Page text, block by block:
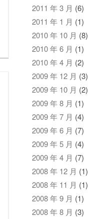
2011 年 3 月 (6)
2011 年 1 月 (1)
2010 年 10 月 (8)
2010 年 6 月 (1)
2010 年 4 月 (2)
2009 年 12 月 (3)
2009 年 10 月 (2)
2009 年 8 月 (1)
2009 年 7 月 (4)
2009 年 6 月 (7)
2009 年 5 月 (4)
2009 年 4 月 (7)
2008 年 12 月 (1)
2008 年 11 月 (1)
2008 年 9 月 (1)
2008 年 8 月 (3)